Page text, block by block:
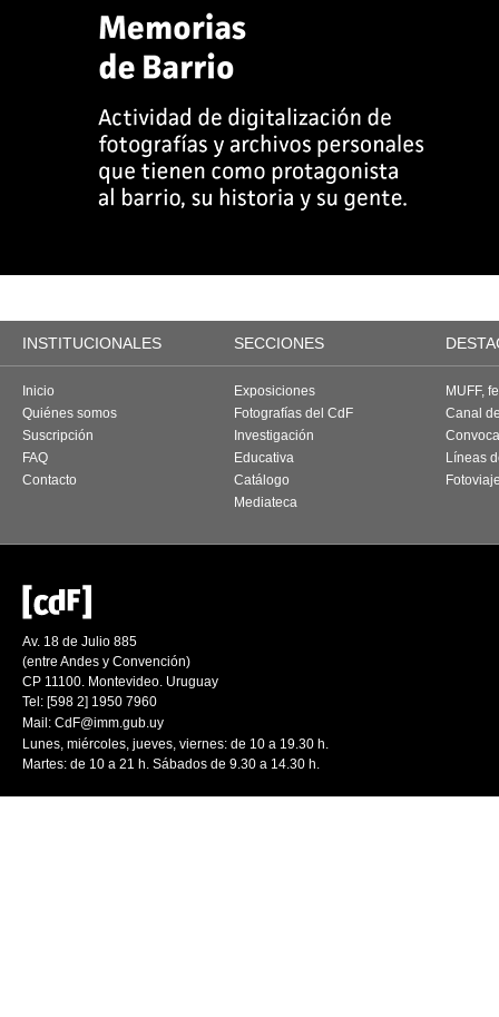
INSTITUCIONALES SECCIONES
Inicio
Quiénes somos
Suscripción
FAQ
Contacto
Exposiciones
Fotografías del CdF
Investigación
Educativa
Catálogo
Mediateca
MUFF,
Canal
Líneas
Av. 18 de Julio 885
(entre Andes y Convención)
CP 11100. Montevideo. Uruguay
Tel: [598 2] 1950 7960
Mail: CdF@imm.gub.uy
Lunes, miércoles, jueves, viernes: de 10 a 19.30 h.
Martes: de 10 a 21 h. Sábados de 9.30 a 14.30 h.